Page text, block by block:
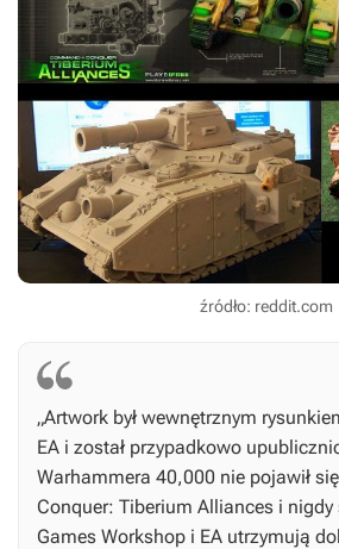
źródło: reddit.com
„Artwork był wewnętrznym
EA i został przypadkowo
Warhammera 40,000 nie pojawił
Conquer: Tiberium Alliances i
Games Workshop i EA utrzymują